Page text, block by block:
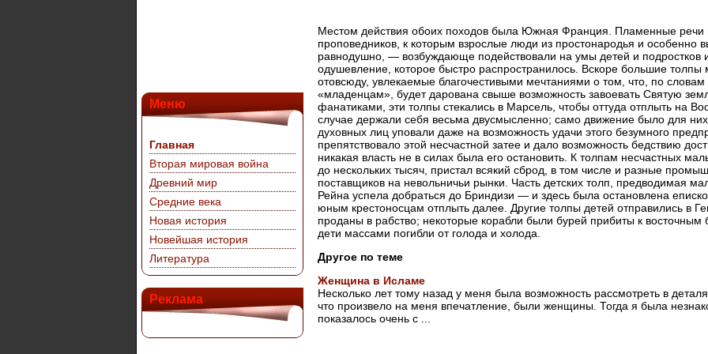
Меню
Главная
Вторая мировая война
Древний мир
Средние века
Новая история
Новейшая история
Литература
Реклама
Местом действия обоих походов была Южная Франция. Пламенные речи
проповедников, к которым взрослые люди из простонародья и особенно
равнодушно, — возбуждающе подействовали на умы детей и
одушевление, которое быстро распространилось. Вскоре большие толпы
отовсюду, увлекаемые благочестивыми мечтаниями о том, что, по
«младенцам», будет дарована свыше возможность завоевать Святую
фанатиками, эти толпы стекались в Марсель, чтобы оттуда отплыть на
случае держали себя весьма двусмысленно; само движение было для
духовных лиц уповали даже на возможность удачи этого безумного
препятствовало этой несчастной затее и дало возможность бедствию
никакая власть не в силах была его остановить. К толпам несчастных
до нескольких тысяч, пристал всякий сброд, в том числе и разные
поставщиков на невольничьи рынки. Часть детских толп, предводимая
Рейна успела добраться до Бриндизи — и здесь была остановлена
юным крестоносцам отплыть далее. Другие толпы детей отправились в
проданы в рабство; некоторые корабли были бурей прибиты к восточным
дети массами погибли от голода и холода.
Другое по теме
Женщина в Исламе
Несколько лет тому назад у меня была возможность рассмотреть в
что произвело на меня впечатление, были женщины. Тогда я была
показалось очень с ...